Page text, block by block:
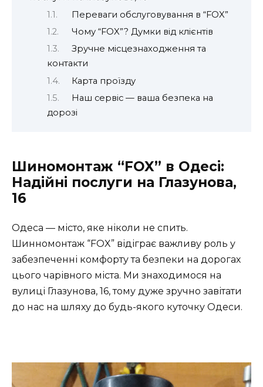
Переваги обслуговування в “FOX”
Чому “FOX”? Думки від клієнтів
Зручне місцезнаходження та
контакти
Карта проїзду
Наш сервіс — ваша безпека на
дорозі
Шиномонтаж “FOX” в Одесі:
Надійні послуги на Глазунова,
16
Одеса — місто, яке ніколи не спить.
Шинномонтаж “FOX” відіграє важливу роль у
забезпеченні комфорту та безпеки на дорогах
цього чарівного міста. Ми знаходимося на
вулиці Глазунова, 16, тому дуже зручно завітати
до нас на шляху до будь-якого куточку Одеси.